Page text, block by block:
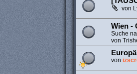
von
Wien -
Suche
von
von